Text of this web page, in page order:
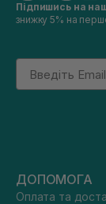
Підпишись на
знижку 5% на
Email
ДОПОМОГА
Оплата та